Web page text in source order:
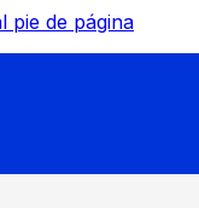
pie de página